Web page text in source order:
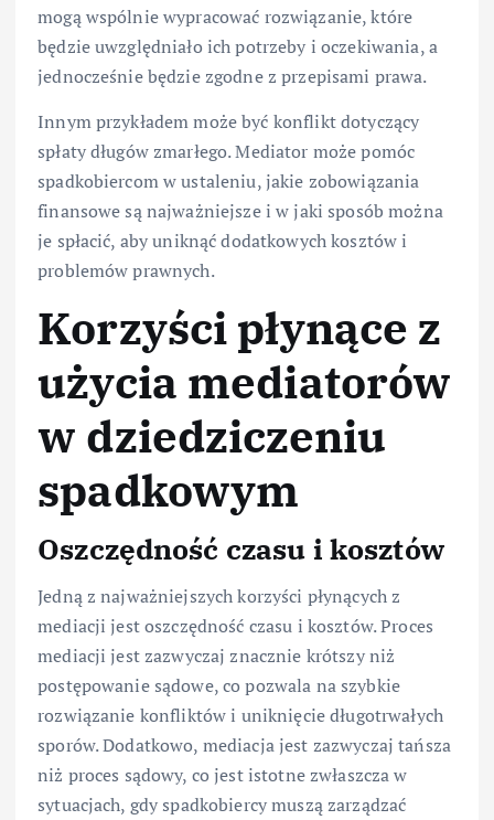
mogą wspólnie wypracować rozwiązanie, które
będzie uwzględniało ich potrzeby i oczekiwania, a
jednocześnie będzie zgodne z przepisami prawa.
Innym przykładem może być konflikt dotyczący
spłaty długów zmarłego. Mediator może pomóc
spadkobiercom w ustaleniu, jakie zobowiązania
finansowe są najważniejsze i w jaki sposób można
je spłacić, aby uniknąć dodatkowych kosztów i
problemów prawnych.
Korzyści płynące z
użycia mediatorów
w dziedziczeniu
spadkowym
Oszczędność czasu i kosztów
Jedną z najważniejszych korzyści płynących z
mediacji jest oszczędność czasu i kosztów. Proces
mediacji jest zazwyczaj znacznie krótszy niż
postępowanie sądowe, co pozwala na szybkie
rozwiązanie konfliktów i uniknięcie długotrwałych
sporów. Dodatkowo, mediacja jest zazwyczaj tańsza
niż proces sądowy, co jest istotne zwłaszcza w
sytuacjach, gdy spadkobiercy muszą zarządzać